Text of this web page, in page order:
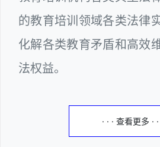
的教育培训领域各类法律
化解各类教育矛盾和高效
法权益。
· · · 查看更多 · ·